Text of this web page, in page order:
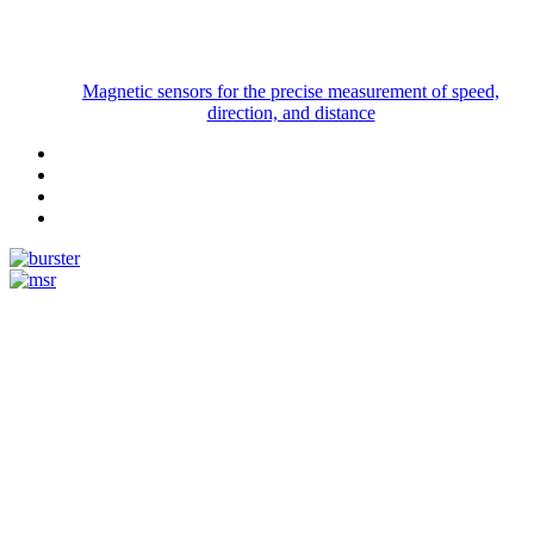
Magnetic sensors for the precise measurement of speed,
direction, and distance